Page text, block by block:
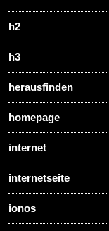
h2
h3
herausfinden
homepage
internet
internetseite
ionos